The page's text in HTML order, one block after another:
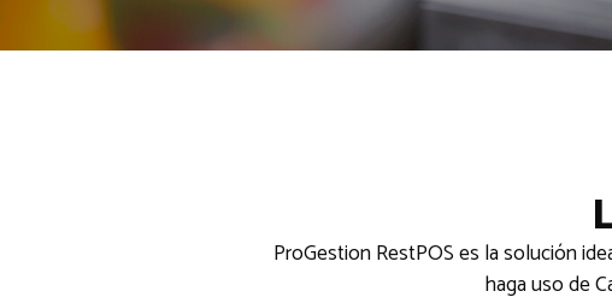
ProGestion RestPOS es la solución
haga uso de